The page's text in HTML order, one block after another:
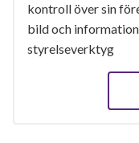
kontroll över sin
bild och
styrelseverktyg